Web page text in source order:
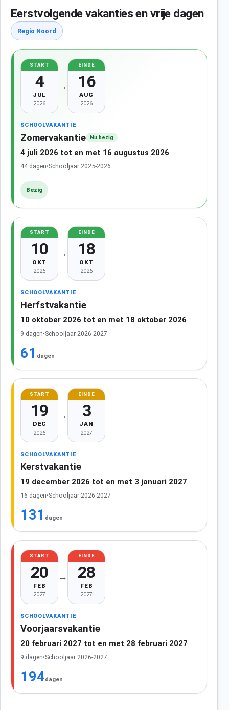
Eerstvolgende vakanties en vrije dagen
Regio Noord
START
4
JUL
2026
→
EINDE
16
AUG
2026
SCHOOLVAKANTIE
Zomervakantie Nu bezig
4 juli 2026 tot en met 16 augustus 2026
44 dagen•Schooljaar 2025-2026
Bezig
START
10
OKT
2026
→
EINDE
18
OKT
2026
SCHOOLVAKANTIE
Herfstvakantie
10 oktober 2026 tot en met 18 oktober 2026
9 dagen•Schooljaar 2026-2027
61 dagen
START
19
DEC
2026
→
EINDE
3
JAN
2027
SCHOOLVAKANTIE
Kerstvakantie
19 december 2026 tot en met 3 januari 2027
16 dagen•Schooljaar 2026-2027
131 dagen
START
20
FEB
2027
→
EINDE
28
FEB
2027
SCHOOLVAKANTIE
Voorjaarsvakantie
20 februari 2027 tot en met 28 februari 2027
9 dagen•Schooljaar 2026-2027
194dagen